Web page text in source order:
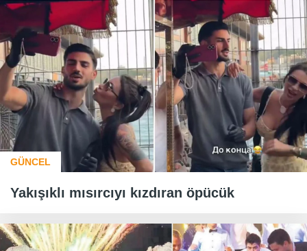
GÜNCEL
Yakışıklı mısırcıyı kızdıran öpücük